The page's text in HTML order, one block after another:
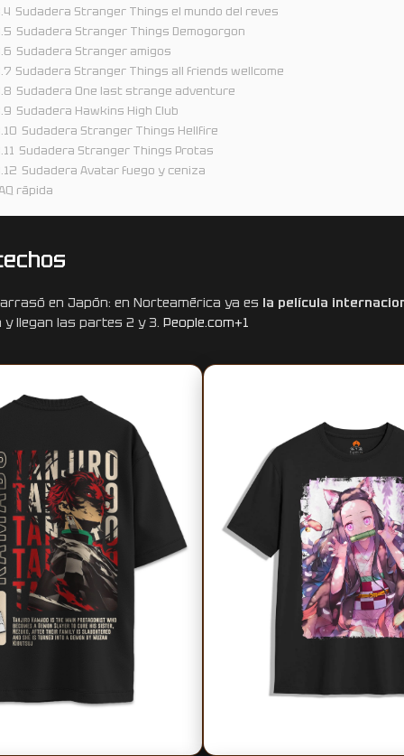
Sudadera Stranger Things el mundo del reves
Sudadera Stranger Things Demogorgon
Sudadera Stranger amigos
Sudadera Stranger Things all friends wellcome
Sudadera One last strange adventure
Sudadera Hawkins High Club
Sudadera Stranger Things Hellfire
Sudadera Stranger Things Protas
Sudadera Avatar fuego y ceniza
rápida
en Japón: en Norteamérica ya es la película
llegan las partes 2 y 3. People.com+1